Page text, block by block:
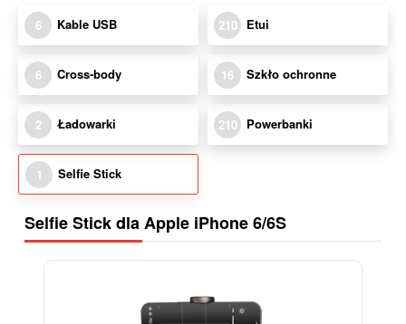
6 Kable USB 210 Etui
6 Cross-body 16 Szkło ochronne
2 Ładowarki 210 Powerbanki
1 Selfie Stick
Selfie Stick dla Apple iPhone 6/6S